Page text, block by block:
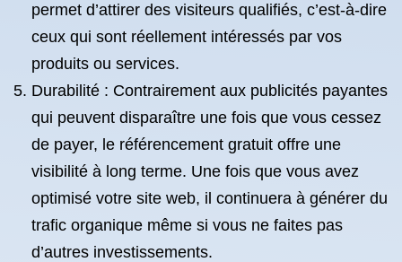
permet d’attirer des visiteurs qualifiés, c’est-à-dire
ceux qui sont réellement intéressés par vos
produits ou services.
Durabilité : Contrairement aux publicités payantes
qui peuvent disparaître une fois que vous cessez
de payer, le référencement gratuit offre une
visibilité à long terme. Une fois que vous avez
optimisé votre site web, il continuera à générer du
trafic organique même si vous ne faites pas
d’autres investissements.